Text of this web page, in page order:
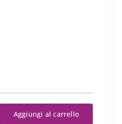
Aggiungi al carrello